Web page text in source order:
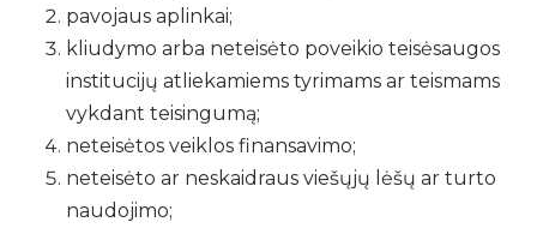
pavojaus aplinkai;
kliudymo arba neteisėto poveikio teisėsaugos
institucijų atliekamiems tyrimams ar teismams
vykdant teisingumą;
neteisėtos veiklos finansavimo;
neteisėto ar neskaidraus viešųjų lėšų ar turto
naudojimo;